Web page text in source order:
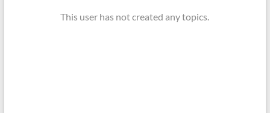
This user has not created any topics.